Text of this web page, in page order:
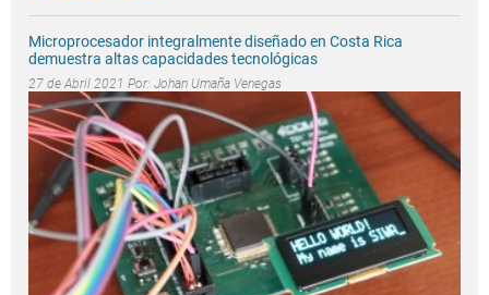
Microprocesador integralmente diseñado en Costa Rica
demuestra altas capacidades tecnológicas
27 de Abril 2021 Por: Johan Umaña Venegas